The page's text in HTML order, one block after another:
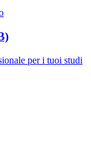
per i tuoi studi